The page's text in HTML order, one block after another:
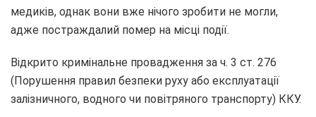
медиків, однак вони вже нічого зробити не могли,
адже постраждалий помер на місці події.
Відкрито кримінальне провадження за ч. 3 ст. 276
(Порушення правил безпеки руху або експлуатації
залізничного, водного чи повітряного транспорту) ККУ.